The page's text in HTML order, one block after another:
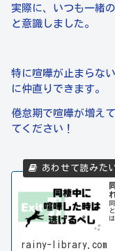
実際に、いつも一緒
と意識しました。
特に喧嘩が止まらな
に仲直りできます。
倦怠期で喧嘩が増え
てください！
rainy-library.com